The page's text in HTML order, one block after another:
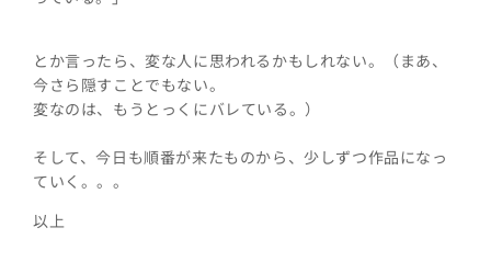
とか言ったら、変な人に思われるかもしれない。（まあ、
今さら隠すことでもない。
変なのは、もうとっくにバレている。）
そして、今日も順番が来たものから、少しずつ作品になっ
ていく。。。
以上